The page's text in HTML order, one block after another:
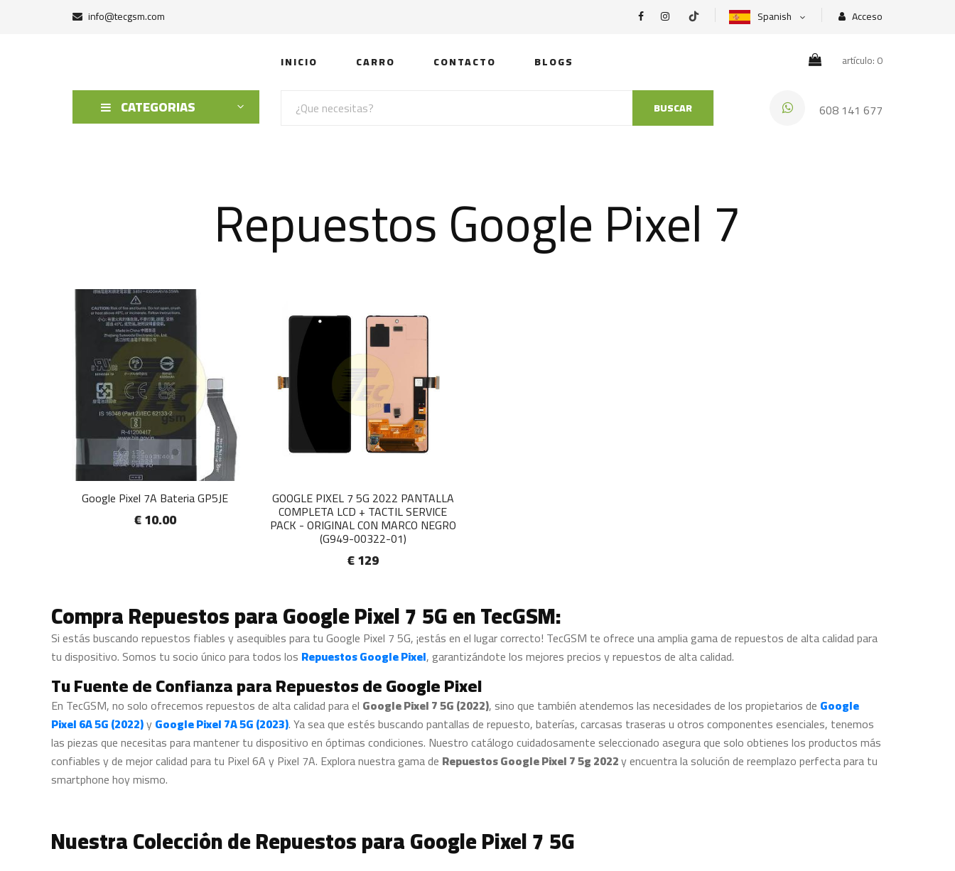
info@tecgsm.com Spanish Acceso
INICIO CARRO CONTACTO BLOGS artículo: 0
CATEGORIAS BUSCAR 608 141 677
Repuestos Google Pixel 7
Google Pixel 7A Bateria GP5JE
€ 10.00
GOOGLE PIXEL 7 5G 2022 PANTALLA
COMPLETA LCD + TACTIL SERVICE
PACK - ORIGINAL CON MARCO NEGRO
(G949-00322-01)
€ 129
Compra Repuestos para Google Pixel 7 5G en TecGSM:
Si estás buscando repuestos fiables y asequibles para tu Google Pixel 7 5G, ¡estás en el lugar correcto! TecGSM te ofrece una amplia gama de repuestos de alta calidad para
tu dispositivo. Somos tu socio único para todos los Repuestos Google Pixel, garantizándote los mejores precios y repuestos de alta calidad.
Tu Fuente de Confianza para Repuestos de Google Pixel
En TecGSM, no solo ofrecemos repuestos de alta calidad para el Google Pixel 7 5G (2022), sino que también atendemos las necesidades de los propietarios de Google
Pixel 6A 5G (2022)yGoogle Pixel 7A 5G (2023). Ya sea que estés buscando pantallas de repuesto, baterías, carcasas traseras u otros componentes esenciales, tenemos
las piezas que necesitas para mantener tu dispositivo en óptimas condiciones. Nuestro catálogo cuidadosamente seleccionado asegura que solo obtienes los productos más
confiables y de mejor calidad para tu Pixel 6A y Pixel 7A. Explora nuestra gama de Repuestos Google Pixel 7 5g 2022y encuentra la solución de reemplazo perfecta para tu
smartphone hoy mismo.
Nuestra Colección de Repuestos para Google Pixel 7 5G